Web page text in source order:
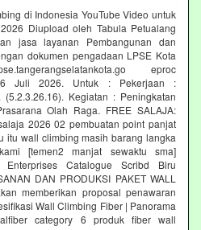
di Indonesia YouTube Video untuk
Diupload oleh Tabula Petualang
jasa layanan Pembangunan dan
dokumen pengadaan LPSE Kota
eproc
Juli 2026. Untuk : Pekerjaan :
Kegiatan : Peningkatan
Olah Raga. FREE SALAJA:
2026 02 pembuatan point panjat
itu wall climbing masih barang langka
[temen2 manjat sewaktu sma]
Catalogue Scribd Biru
DAN PRODUKSI PAKET WALL
memberikan proposal penawaran
Wall Climbing Fiber | Panorama
category 6 produk fiber wall